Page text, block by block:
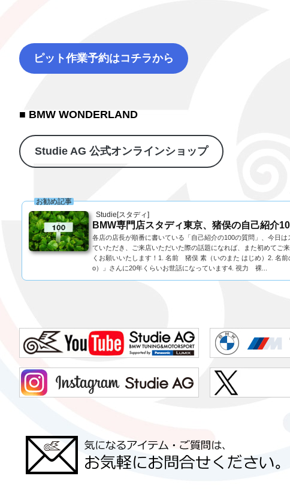
ピット作業予約はコチラから
■ BMW WONDERLAND
Studie AG 公式オンラインショップ
Studie[スタディ]
お勧め記事
BMW専門店スタディ東京、猪俣の自己紹介
各店の店長が順番に書いている「自己紹介の100の質問」、今日
ていただき、ご来店いただいた際の話題になれば、また初めてご
くお願いいたします！1. 名前 猪俣 素（いのまた はじめ）2. 名
o）」さんに20年くらいお世話になっています4. 視力 裸...